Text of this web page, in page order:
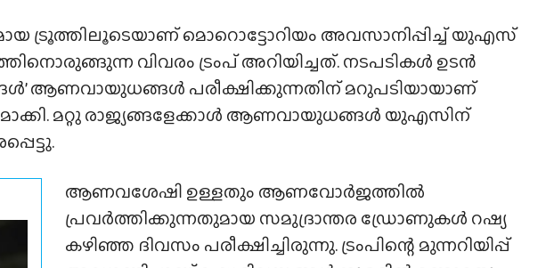
ട്രൂത്തിലൂടെയാണ് മൊറൊട്ടോറിയം അവസാനിപ്പിച്ച് യുഎസ്
വിവരം ട്രംപ് അറിയിച്ചത്. നടപടികൾ ഉടൻ
ആണവായുധങ്ങൾ പരീക്ഷിക്കുന്നതിന് മറുപടിയായാണ്
മറ്റു രാജ്യങ്ങളേക്കാൾ ആണവായുധങ്ങൾ യുഎസിന്
ആണവശേഷി ഉള്ളതും ആണവോർജത്തിൽ
പ്രവർത്തിക്കുന്നതുമായ സമുദ്രാന്തര ഡ്രോണുകൾ റഷ്യ
കഴിഞ്ഞ ദിവസം പരീക്ഷിച്ചിരുന്നു. ട്രംപിന്റെ മുന്നറിയിപ്പ്